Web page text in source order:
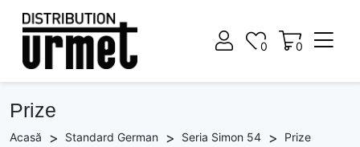
0
0 0
Prize
Acasă Standard German Seria Simon 54 Prize